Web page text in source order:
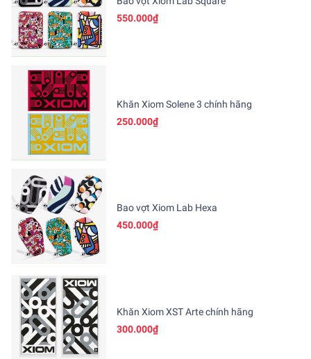
550.000₫
Khăn Xiom Solene 3 chính hãng
250.000₫
Bao vợt Xiom Lab Hexa
450.000₫
Khăn Xiom XST Arte chính hãng
300.000₫